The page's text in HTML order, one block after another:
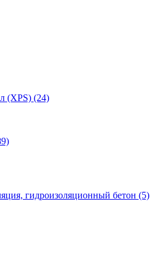
(XPS) (24)
гидроизоляционный бетон (5)